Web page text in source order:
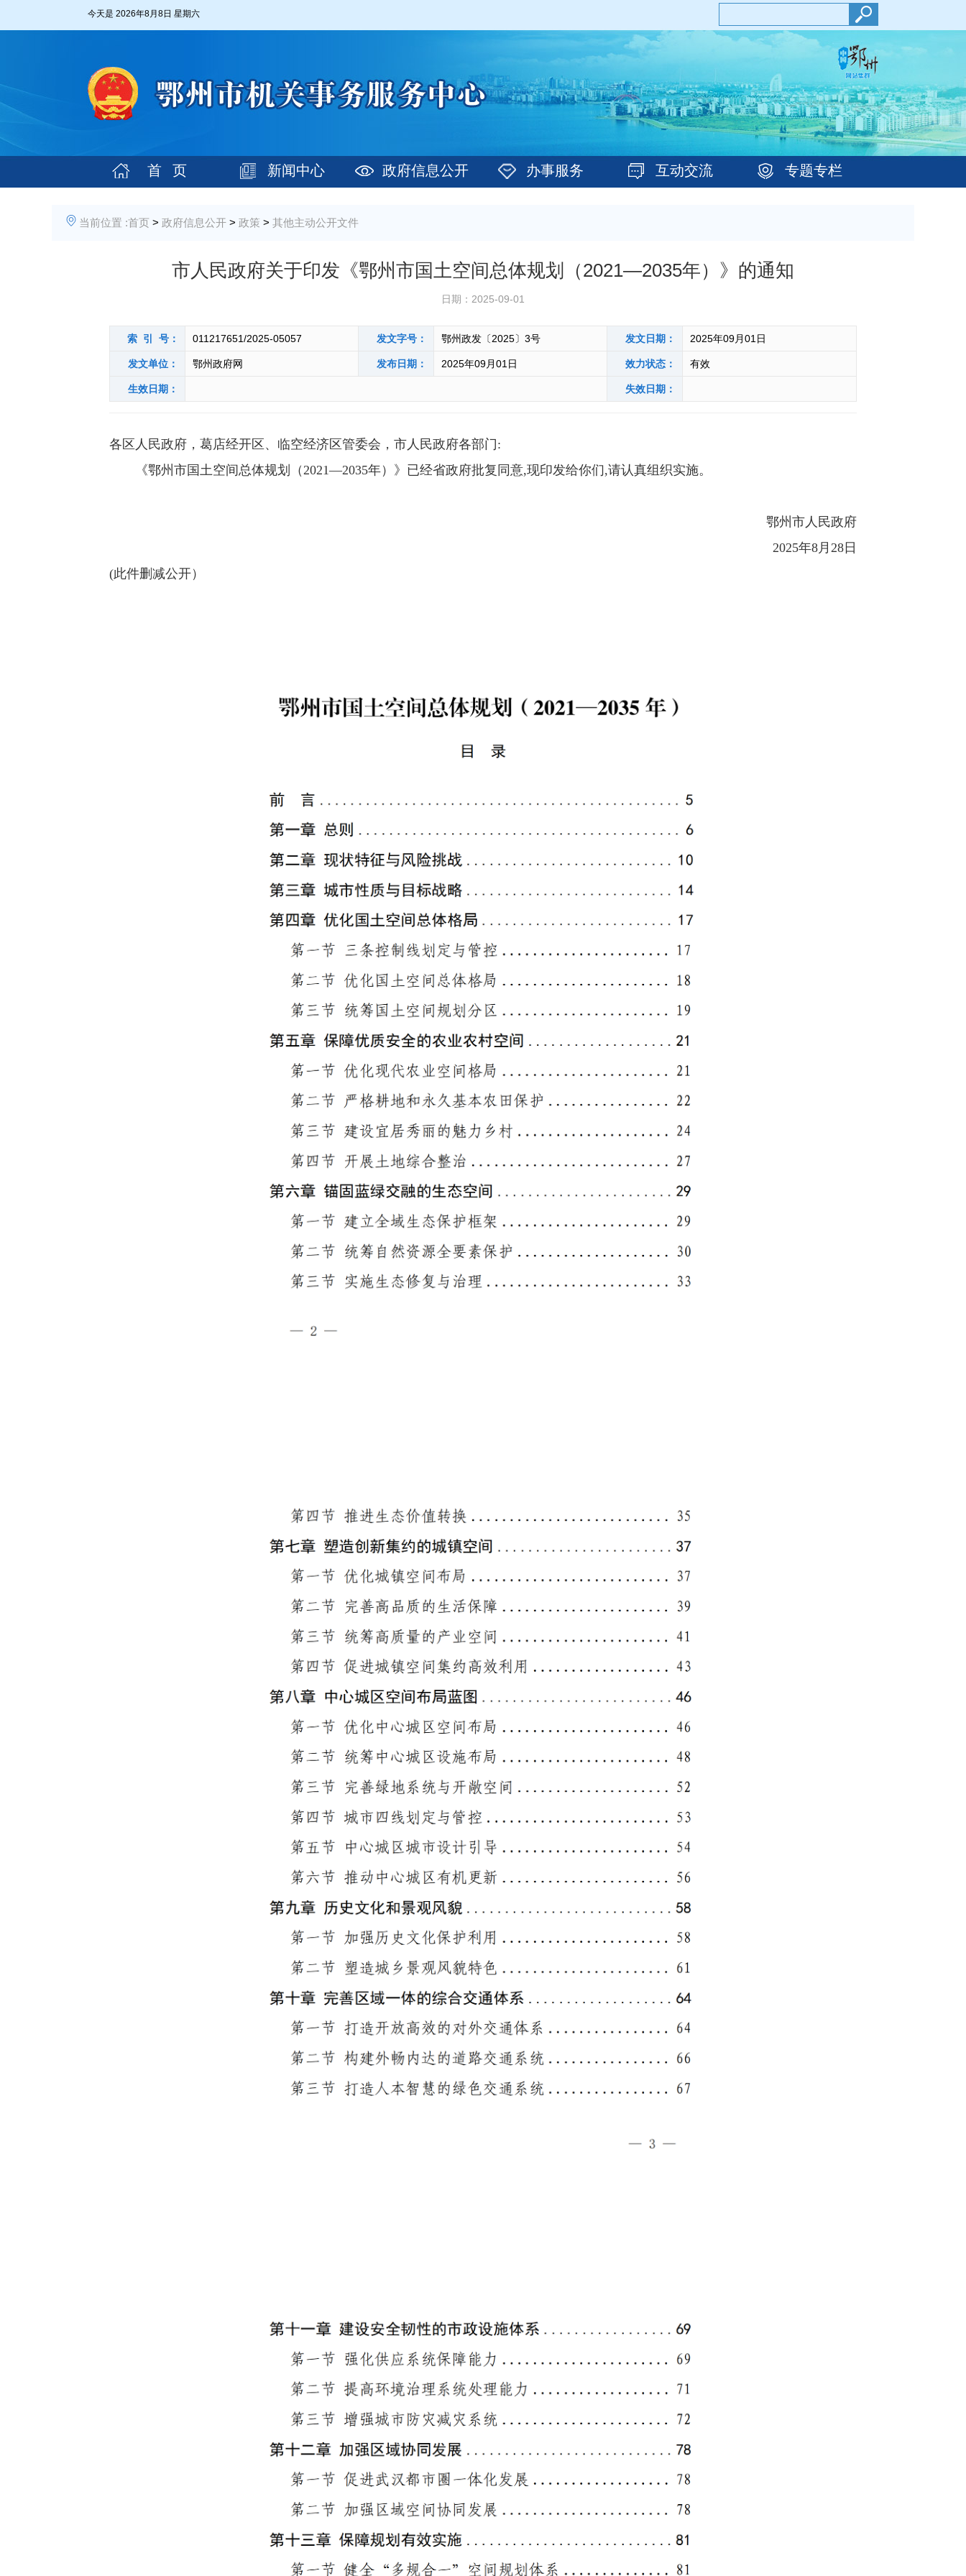
今天是 2026年8月8日 星期六
首 页 新闻中心 政府信息公开 办事服务 互动交流 专题专栏
当前位置 :首页 > 政府信息公开 > 政策 > 其他主动公开文件
市人民政府关于印发《鄂州市国土空间总体规划（2021—2035年）》的通知
日期：2025-09-01
索 引 号： 011217651/2025-05057 发文字号： 鄂州政发〔2025〕3号 发文日期： 2025年09月01日
发文单位： 鄂州政府网 发布日期： 2025年09月01日 效力状态： 有效
生效日期： 失效日期：
各区人民政府，葛店经开区、临空经济区管委会，市人民政府各部门:
《鄂州市国土空间总体规划（2021—2035年）》已经省政府批复同意,现印发给你们,请认真组织实施。
鄂州市人民政府
2025年8月28日
(此件删减公开）